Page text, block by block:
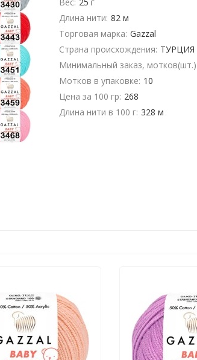
Длина нити: 82 м
Торговая марка: Gazzal
Страна происхождения: ТУРЦИЯ
Минимальный заказ, мотков(шт.):
Мотков в упаковке: 10
Цена за 100 гр: 268
Длина нити в 100 г: 328 м